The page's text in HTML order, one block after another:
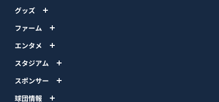
グッズ
ファーム
エンタメ
スタジアム
スポンサー
球団情報